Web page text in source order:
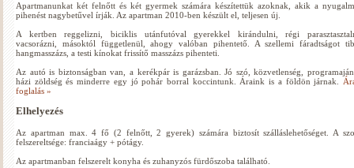
Apartmanunkat két felnőtt és két gyermek számára készítettük azoknak, akik a
pihenést nagybetűvel írják. Az apartman 2010-ben készült el, teljesen új.
A kertben reggelizni, biciklis utánfutóval gyerekkel kirándulni, régi
vacsorázni, másoktól függetlenül, ahogy valóban pihentető. A szellemi fáradtságot
hangmasszázs, a testi kínokat frissítő masszázs pihenteti.
Az autó is biztonságban van, a kerékpár is garázsban. Jó szó, közvetlenség,
házi zöldség és minderre egy jó pohár borral koccintunk. Áraink is a földön járnak.
foglalás »
Elhelyezés
Az apartman max. 4 fő (2 felnőtt, 2 gyerek) számára biztosít szálláslehetőséget. A
felszereltsége: franciaágy + pótágy.
Az apartmanban felszerelt konyha és zuhanyzós fürdőszoba található.